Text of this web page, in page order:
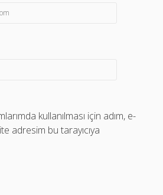
kullanılması için adım, e-
adresim bu tarayıcıya